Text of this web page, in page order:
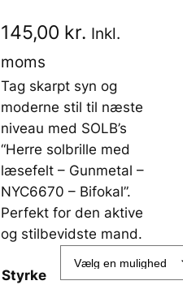
145,00 kr. Inkl.
moms
Tag skarpt syn og
moderne stil til næste
niveau med SOLB’s
“Herre solbrille med
læsefelt – Gunmetal –
NYC6670 – Bifokal”.
Perfekt for den aktive
og stilbevidste mand.
Styrke